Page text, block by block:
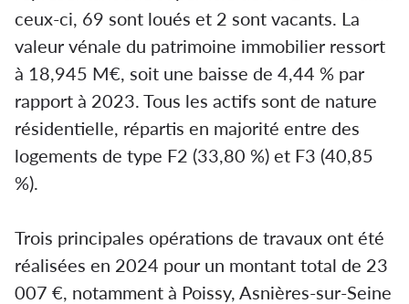
ceux-ci, 69 sont loués et 2 sont vacants. La
valeur vénale du patrimoine immobilier ressort
à 18,945 M€, soit une baisse de 4,44 % par
rapport à 2023. Tous les actifs sont de nature
résidentielle, répartis en majorité entre des
logements de type F2 (33,80 %) et F3 (40,85
%).
Trois principales opérations de travaux ont été
réalisées en 2024 pour un montant total de 23
007 €, notamment à Poissy, Asnières-sur-Seine